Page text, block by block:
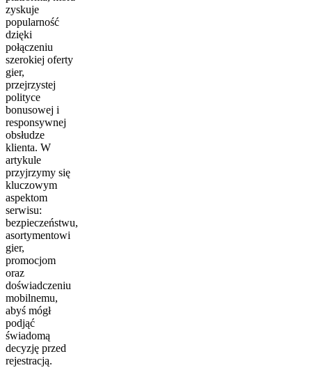
zyskuje
popularność
dzięki
połączeniu
szerokiej oferty
gier,
przejrzystej
polityce
bonusowej i
responsywnej
obsłudze
klienta. W
artykule
przyjrzymy się
kluczowym
aspektom
serwisu:
bezpieczeństwu,
asortymentowi
gier,
promocjom
oraz
doświadczeniu
mobilnemu,
abyś mógł
podjąć
świadomą
decyzję przed
rejestracją.